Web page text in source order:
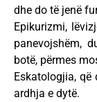
dhe do të jenë
Epikurizmi,
panevojshëm,
botë, përmes
Eskatologjia,
ardhja e dytë.